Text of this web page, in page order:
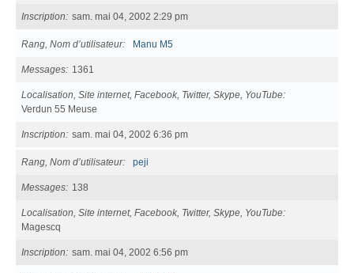
Inscription sam. mai 04, 2002 2:29 pm
Rang, Nom d’utilisateur Manu M5
Messages 1361
Localisation, Site internet, Facebook, Twitter, Skype, YouTube
Verdun 55 Meuse
Inscription sam. mai 04, 2002 6:36 pm
Rang, Nom d’utilisateur peji
Messages 138
Localisation, Site internet, Facebook, Twitter, Skype, YouTube
Magescq
Inscription sam. mai 04, 2002 6:56 pm